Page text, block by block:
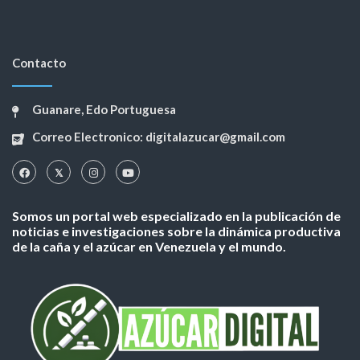
Contacto
Guanare, Edo Portuguesa
Correo Electronico: digitalazucar@gmail.com
Somos un portal web especializado en la publicación de
noticias e investigaciones sobre la dinámica productiva
de la caña y el azúcar en Venezuela y el mundo.